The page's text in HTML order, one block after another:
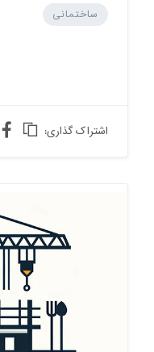
ساختمانی
:اشتراک گذاری